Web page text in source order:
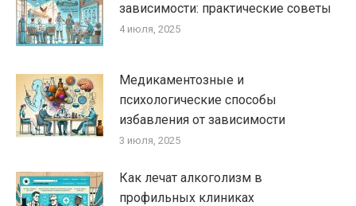
зависимости: практические советы
4 июля, 2025
Медикаментозные и
психологические способы
избавления от зависимости
3 июля, 2025
Как лечат алкоголизм в
профильных клиниках